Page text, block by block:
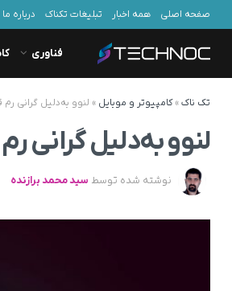
صفحه اصلی همه اخبار تبلیغات تکناک درباره ما
فناوری
تک ناک»کامپیوتر و موبایل » لنوو به‌دلیل گرانی
لنوو به‌دلیل گرانی
نوشته شده توسط سید محمد برازنده